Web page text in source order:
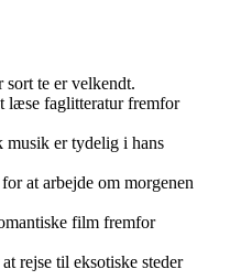
te er velkendt.
læse faglitteratur fremfor
er tydelig i hans
at arbejde om morgenen
film fremfor
rejse til eksotiske steder